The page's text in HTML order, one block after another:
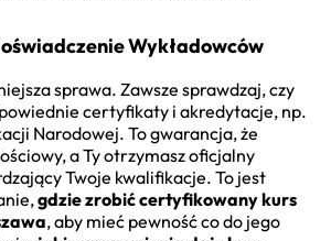
Wykładowców
sprawa. Zawsze sprawdzaj, czy
certyfikaty i akredytacje, np.
Narodowej. To gwarancja, że
a Ty otrzymasz oficjalny
Twoje kwalifikacje. To jest
gdzie zrobić certyfikowany kurs
, aby mieć pewność co do jego